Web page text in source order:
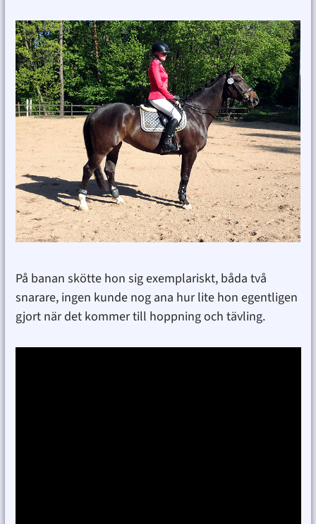
På banan skötte hon sig exemplariskt, båda två
snarare, ingen kunde nog ana hur lite hon egentligen
gjort när det kommer till hoppning och tävling.